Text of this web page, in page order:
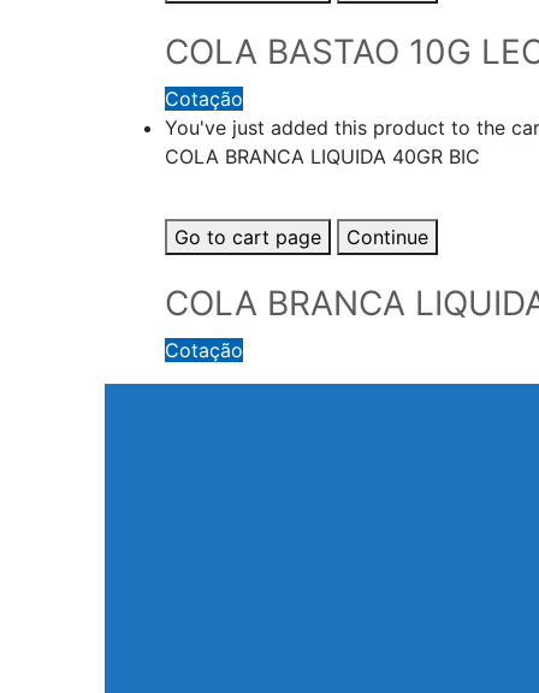
COLA BASTAO 10G
Cotação
You've just added this product to the
COLA BRANCA LIQUIDA 40GR BIC
Go to cart page Continue
COLA BRANCA
Cotação